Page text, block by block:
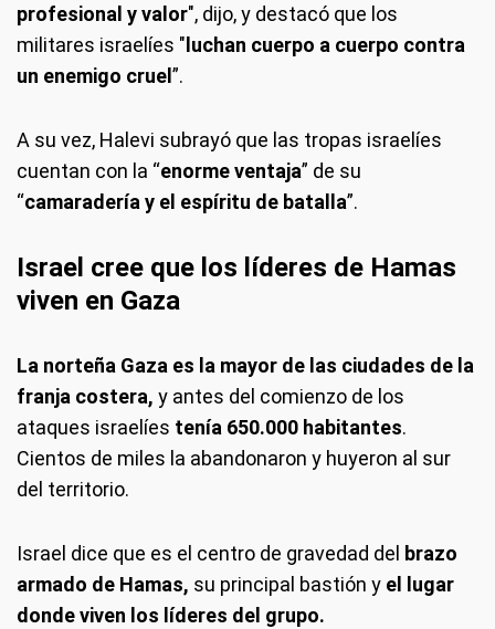
profesional y valor", dijo, y destacó que los
militares israelíes "luchan cuerpo a cuerpo contra
un enemigo cruel”.
A su vez, Halevi subrayó que las tropas israelíes
cuentan con la “enorme ventaja” de su
“camaradería y el espíritu de batalla”.
Israel cree que los líderes de Hamas
viven en Gaza
La norteña Gaza es la mayor de las ciudades de la
franja costera, y antes del comienzo de los
ataques israelíes tenía 650.000 habitantes.
Cientos de miles la abandonaron y huyeron al sur
del territorio.
Israel dice que es el centro de gravedad del brazo
armado de Hamas, su principal bastión y el lugar
donde viven los líderes del grupo.